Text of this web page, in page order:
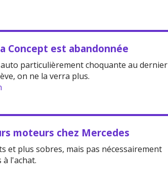
Concept est abandonnée
particulièrement choquante au dernier
on ne la verra plus.
moteurs chez Mercedes
et plus sobres, mais pas nécessairement
à l'achat.